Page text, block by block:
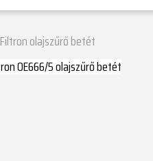
Filtron olajszűrő betét